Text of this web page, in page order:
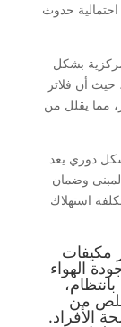
احتمالية حدوث
مركزية بشكل
أن فلاتر
مما يقلل من
دوري يعد
وضمان
استهلاك
مكيفات
الهواء
من
الأفراد.